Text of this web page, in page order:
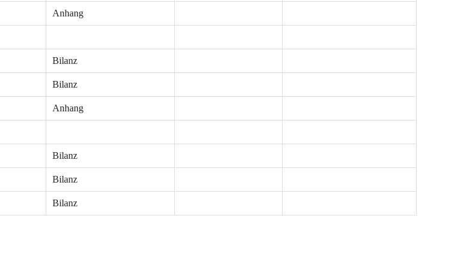
Anhang
Bilanz
Bilanz
Anhang
Bilanz
Bilanz
Bilanz